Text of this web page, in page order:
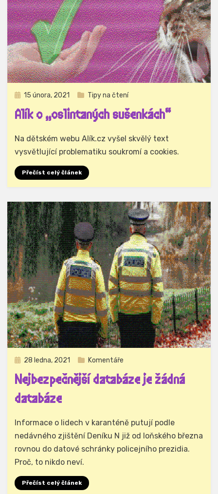
Zveřejněno
15 února, 2021 Tipy na čtení
Alík o „oslintaných sušenkách“
Autor Hynek Trojánek
Na dětském webu Alík.cz vyšel skvělý text
vysvětlující problematiku soukromí a cookies.
Přečíst celý článek
Zveřejněno
28 ledna, 2021 Komentáře
Nejbezpečnější databáze je žádná
databáze
Autor Hynek Trojánek
Informace o lidech v karanténě putují podle
nedávného zjištění Deníku N již od loňského března
rovnou do datové schránky policejního prezidia.
Proč, to nikdo neví.
Přečíst celý článek